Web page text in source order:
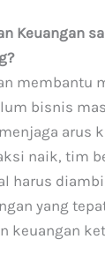
Keuangan
membantu
bisnis
arus
naik, tim
harus
yang
keuangan